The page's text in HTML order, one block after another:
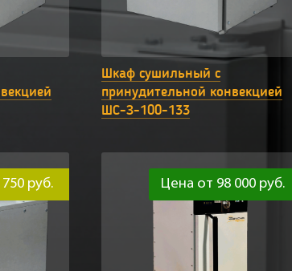
Шкаф сушильный с
принудительной конвекцией
ШС-З-100-133
руб. Цена от 98 000 руб.